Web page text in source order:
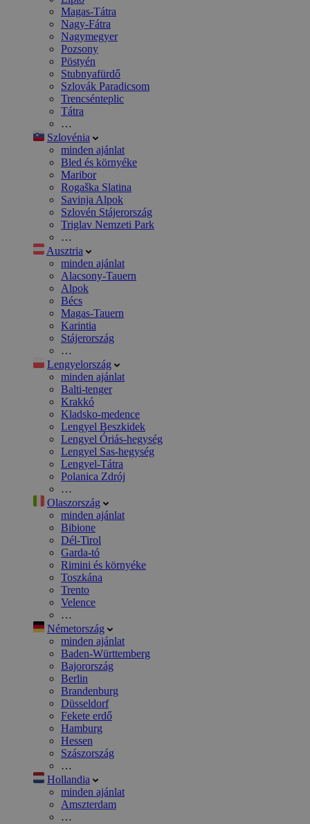
Magas-Tátra
Nagy-Fátra
Nagymegyer
Pozsony
Pöstyén
Stubnyafürdő
Szlovák Paradicsom
Trencsénteplic
Tátra
…
Szlovénia
minden ajánlat
Bled és környéke
Maribor
Rogaška Slatina
Savinja Alpok
Szlovén Stájerország
Triglav Nemzeti Park
…
Ausztria
minden ajánlat
Alacsony-Tauern
Alpok
Bécs
Magas-Tauern
Karintia
Stájerország
…
Lengyelország
minden ajánlat
Balti-tenger
Krakkó
Kladsko-medence
Lengyel Beszkidek
Lengyel Óriás-hegység
Lengyel Sas-hegység
Lengyel-Tátra
Polanica Zdrój
…
Olaszország
minden ajánlat
Bibione
Dél-Tirol
Garda-tó
Rimini és környéke
Toszkána
Trento
Velence
…
Németország
minden ajánlat
Baden-Württemberg
Bajorország
Berlin
Brandenburg
Düsseldorf
Fekete erdő
Hamburg
Hessen
Szászország
…
Hollandia
minden ajánlat
Amszterdam
…